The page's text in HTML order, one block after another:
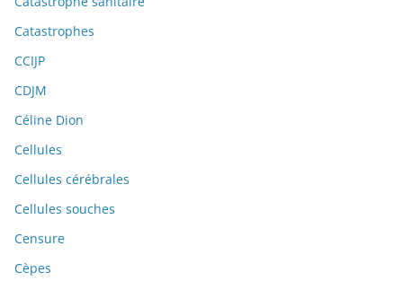
Catastrophes
CCIJP
CDJM
Céline Dion
Cellules
Cellules cérébrales
Cellules souches
Censure
Cèpes